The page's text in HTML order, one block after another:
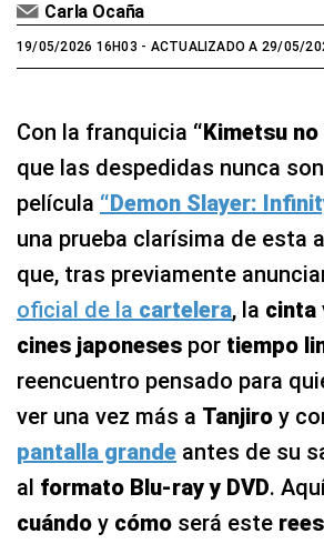
Carla Ocaña
19/05/2026 16H03 - ACTUALIZADO A 29/05/
Con la franquicia “Kimetsu no
que las despedidas nunca
película “Demon Slayer:
una prueba clarísima de esta
que, tras previamente
oficial de la cartelera, la cinta
cines japoneses por tiempo
reencuentro pensado para
ver una vez más a Tanjiro y
pantalla grande antes de su
al formato Blu‑ray y DVD.
cuándo y cómo será este